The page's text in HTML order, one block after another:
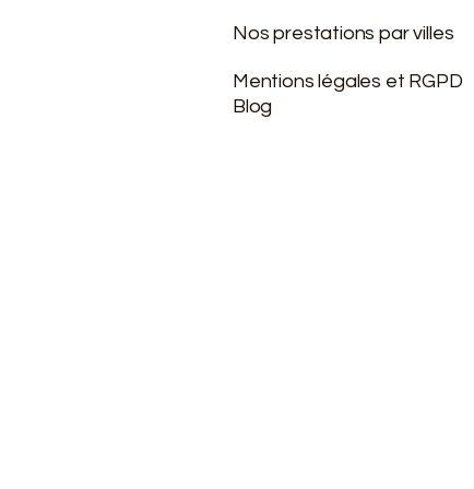
Nos prestations par villes
Mentions légales et RGPD
Blog